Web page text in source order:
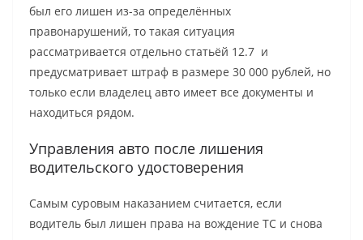
был его лишен из-за определённых
правонарушений, то такая ситуация
рассматривается отдельно статьёй 12.7 и
предусматривает штраф в размере 30 000 рублей, но
только если владелец авто имеет все документы и
находиться рядом.
Управления авто после лишения
водительского удостоверения
Самым суровым наказанием считается, если
водитель был лишен права на вождение ТС и снова